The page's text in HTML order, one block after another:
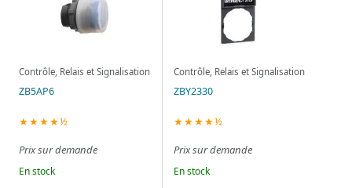
Contrôle, Relais et Signalisation
ZB5AP6
★★★★½
Prix sur demande
En stock
Contrôle, Relais et Signalisation
ZBY2330
★★★★½
Prix sur demande
En stock